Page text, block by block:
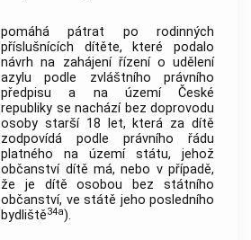
pomáhá pátrat po rodinných
příslušnících dítěte, které podalo
návrh na zahájení řízení o udělení
azylu podle zvláštního právního
předpisu a na území České
republiky se nachází bez doprovodu
osoby starší 18 let, která za dítě
zodpovídá podle právního řádu
platného na území státu, jehož
občanství dítě má, nebo v případě,
že je dítě osobou bez státního
občanství, ve státě jeho posledního
bydliště34a).